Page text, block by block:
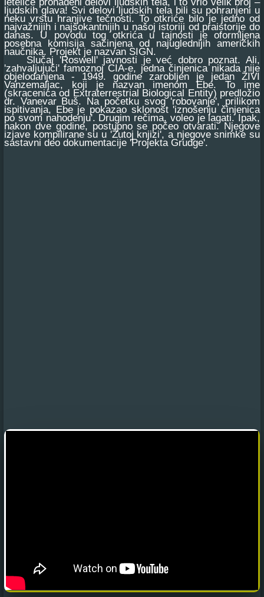
ljudskih glava! Svi delovi ljudskih tela bili su pohranjeni u
neku vrstu hranjive tečnosti. To otkriće bilo je jedno od
najvažnijih i najšokantnijih u našoj istoriji od praistorije do
danas. U povodu tog otkrića u tajnosti je oformljena
posebna komisija sačinjena od najuglednijih američkih
naučnika. Projekt je nazvan SIGN.
Slučaj 'Roswell' javnosti je već dobro poznat. Ali,
'zahvaljujući' famoznoj CIA-e, jedna činjenica nikada nije
objelodanjena - 1949. godine zarobljen je jedan ŽIVI
Vanzemaljac, koji je nazvan imenom Ebe. To ime
(skracenica od Extraterrestrial Biological Entity) predložio
dr. Vanevar Buš. Na početku svog 'robovanje', prilikom
ispitivanja, Ebe je pokazao sklonost 'iznošenju činjenica
po svom nahodenju'. Drugim rečima, voleo je lagati. Ipak,
nakon dve godine, postupno se počeo otvarati. Njegove
izjave kompilirane su u 'Žutoj knjizi', a njegove snimke su
sastavni deo dokumentacije 'Projekta Grudge'.